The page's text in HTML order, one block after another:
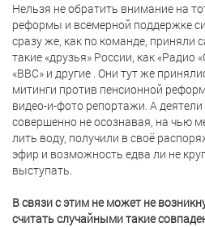
Нельзя не обратить внимание на
реформы и всемерной поддержке
сразу же, как по команде, приняли
такие «друзья» России, как «Радио
«ВВС» и другие . Они тут же
митинги против пенсионной
видео-и-фото репортажи. А
совершенно не осознавая, на чью
лить воду, получили в своё
эфир и возможность едва ли не
выступать.
В связи с этим не может не
считать случайными такие